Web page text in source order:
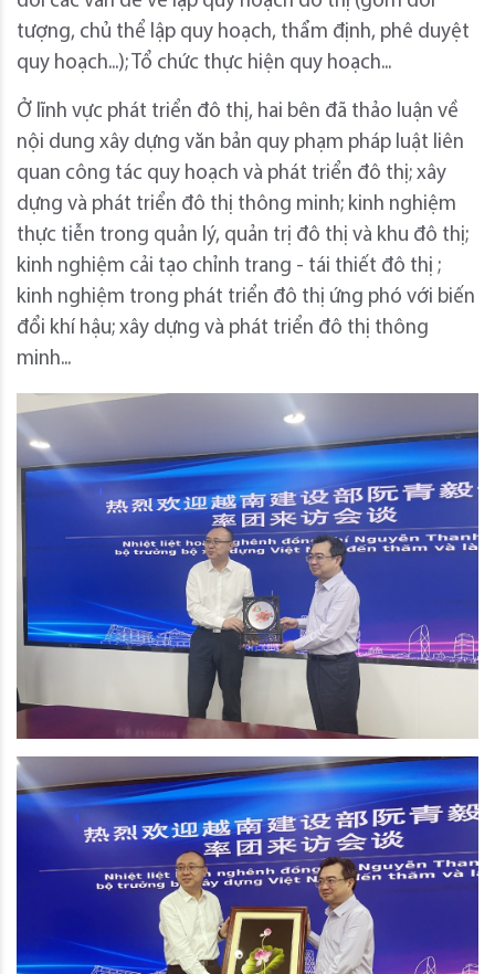
tượng, chủ thể lập quy hoạch, thẩm định, phê duyệt
quy hoạch...); Tổ chức thực hiện quy hoạch...
Ở lĩnh vực phát triển đô thị, hai bên đã thảo luận về
nội dung xây dựng văn bản quy phạm pháp luật liên
quan công tác quy hoạch và phát triển đô thị; xây
dựng và phát triển đô thị thông minh; kinh nghiệm
thực tiễn trong quản lý, quản trị đô thị và khu đô thị;
kinh nghiệm cải tạo chỉnh trang - tái thiết đô thị ;
kinh nghiệm trong phát triển đô thị ứng phó với biến
đổi khí hậu; xây dựng và phát triển đô thị thông
minh...